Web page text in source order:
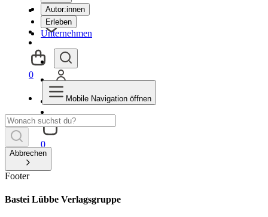
Autor:innen
Erleben
Unternehmen
0
0
Mobile Navigation öffnen
Abbrechen
Footer
Bastei Lübbe Verlagsgruppe